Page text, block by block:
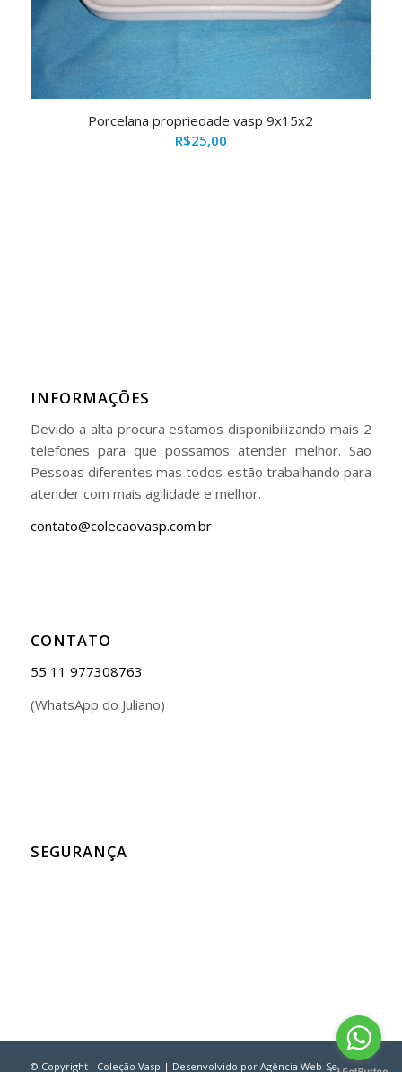
Porcelana propriedade vasp 9x15x2
R$25,00
INFORMAÇÕES
Devido a alta procura estamos disponibilizando mais 2
telefones para que possamos atender melhor. São
Pessoas diferentes mas todos estão trabalhando para
atender com mais agilidade e melhor.
contato@colecaovasp.com.br
CONTATO
55 11 977308763
(WhatsApp do Juliano)
SEGURANÇA
© Copyright - Coleção Vasp | Desenvolvido por Agência Web-Se